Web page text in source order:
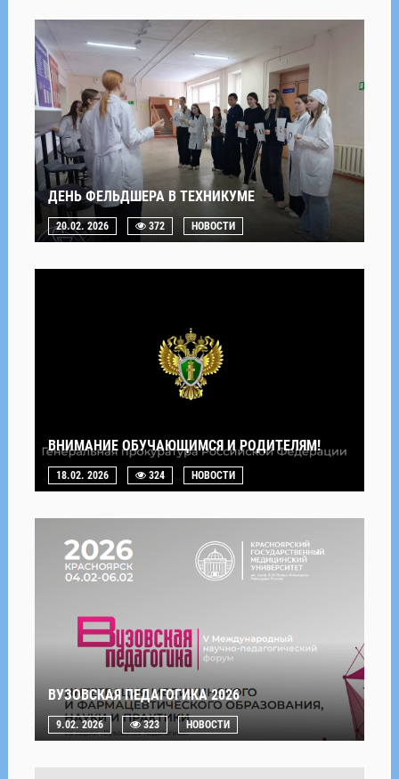
ДЕНЬ ФЕЛЬДШЕРА В ТЕХНИКУМЕ
20.02. 2026 372 НОВОСТИ
ВНИМАНИЕ ОБУЧАЮЩИМСЯ И РОДИТЕЛЯМ!
18.02. 2026 324 НОВОСТИ
ВУЗОВСКАЯ ПЕДАГОГИКА 2026
9.02. 2026 323 НОВОСТИ